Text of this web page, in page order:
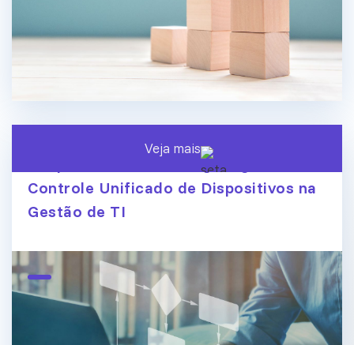
Endpoint Central ManageEngine:
Controle Unificado de Dispositivos na
Gestão de TI
Veja mais